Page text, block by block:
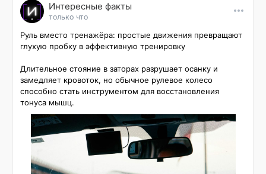
Интересные факты
только что
Руль вместо тренажёра: простые движения превращают
глухую пробку в эффективную тренировку
Длительное стояние в заторах разрушает осанку и
замедляет кровоток, но обычное рулевое колесо
способно стать инструментом для восстановления
тонуса мышц.